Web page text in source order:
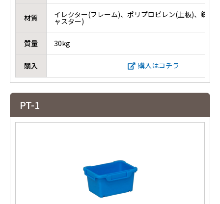
材質 イレクター(フレーム)、ポリプロピレン(上板)、鉄＋
ャスター)
質量 30kg
購入 購入はコチラ
PT-1